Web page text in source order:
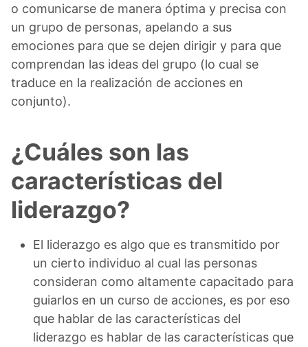
o comunicarse de manera óptima y precisa con
un grupo de personas, apelando a sus
emociones para que se dejen dirigir y para que
comprendan las ideas del grupo (lo cual se
traduce en la realización de acciones en
conjunto).
¿Cuáles son las
características del
liderazgo?
El liderazgo es algo que es transmitido por
un cierto individuo al cual las personas
consideran como altamente capacitado para
guiarlos en un curso de acciones, es por eso
que hablar de las características del
liderazgo es hablar de las características que